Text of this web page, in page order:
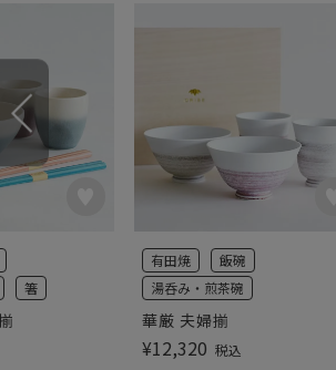
箸
華厳 夫婦揃
有田焼
飯碗
湯呑み・煎茶碗
¥12,320 税込